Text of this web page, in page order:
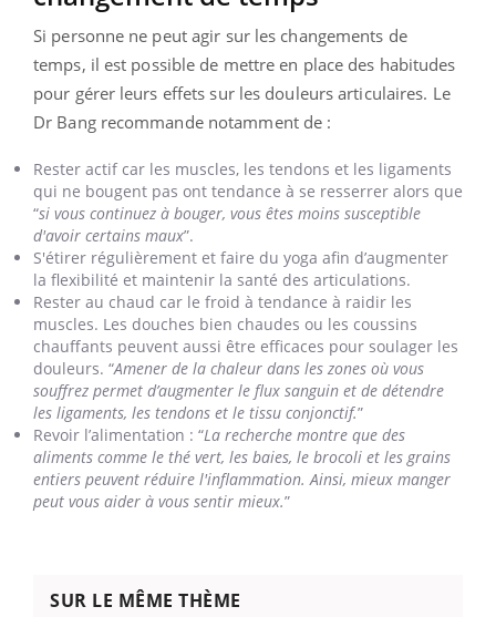
Si personne ne peut agir sur les changements de
temps, il est possible de mettre en place des habitudes
pour gérer leurs effets sur les douleurs articulaires. Le
Dr Bang recommande notamment de :
Rester actif car les muscles, les tendons et les ligaments
qui ne bougent pas ont tendance à se resserrer alors que
“si vous continuez à bouger, vous êtes moins susceptible
d'avoir certains maux”.
S'étirer régulièrement et faire du yoga afin d’augmenter
la flexibilité et maintenir la santé des articulations.
Rester au chaud car le froid à tendance à raidir les
muscles. Les douches bien chaudes ou les coussins
chauffants peuvent aussi être efficaces pour soulager les
douleurs. “Amener de la chaleur dans les zones où vous
souffrez permet d’augmenter le flux sanguin et de détendre
les ligaments, les tendons et le tissu conjonctif.”
Revoir l’alimentation : “La recherche montre que des
aliments comme le thé vert, les baies, le brocoli et les grains
entiers peuvent réduire l'inflammation. Ainsi, mieux manger
peut vous aider à vous sentir mieux.”
SUR LE MÊME THÈME